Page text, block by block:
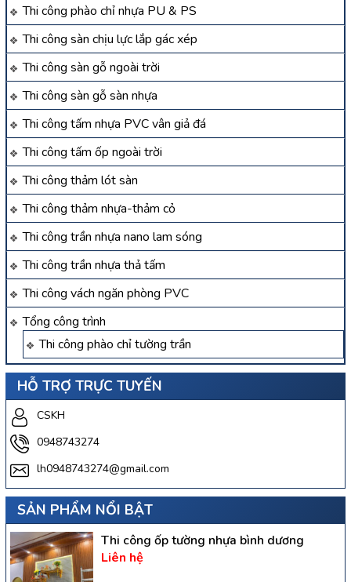
Thi công phào chỉ nhựa PU & PS
Thi công sàn chịu lực lắp gác xép
Thi công sàn gỗ ngoài trời
Thi công sàn gỗ sàn nhựa
Thi công tấm nhựa PVC vân giả đá
Thi công tấm ốp ngoài trời
Thi công thảm lót sàn
Thi công thảm nhựa-thảm cỏ
Thi công trần nhựa nano lam sóng
Thi công trần nhựa thả tấm
Thi công vách ngăn phòng PVC
Tổng công trình
Thi công phào chỉ tường trần
HỖ TRỢ TRỰC TUYẾN
CSKH
0948743274
lh0948743274@gmail.com
SẢN PHẨM NỔI BẬT
Thi công ốp tường nhựa bình dương
Liên hệ